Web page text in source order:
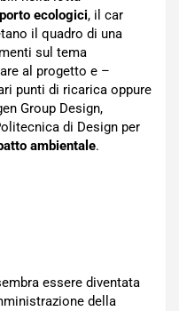
ecologici, il car
il quadro di una
sul tema
al progetto e –
punti di ricarica oppure
Group Design,
di Design per
ambientale.
essere diventata
della